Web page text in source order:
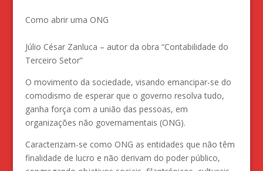
Como abrir uma ONG
Júlio César Zanluca – autor da obra “Contabilidade do
Terceiro Setor”
O movimento da sociedade, visando emancipar-se do
comodismo de esperar que o governo resolva tudo,
ganha força com a união das pessoas, em
organizações não governamentais (ONG).
Caracterizam-se como ONG as entidades que não têm
finalidade de lucro e não derivam do poder público,